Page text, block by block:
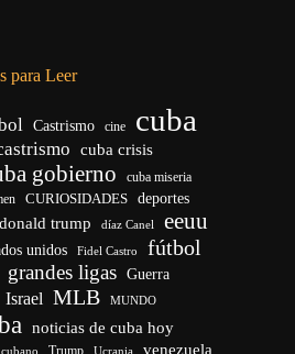
para Leer
Castrismo cine cuba
cuba crisis
gobierno cuba miseria
CURIOSIDADES deportes
donald trump díaz Canel eeuu
unidos Fidel Castro fútbol
grandes ligas Guerra
Israel MLB MUNDO
noticias de cuba hoy
Trump Ucrania venezuela